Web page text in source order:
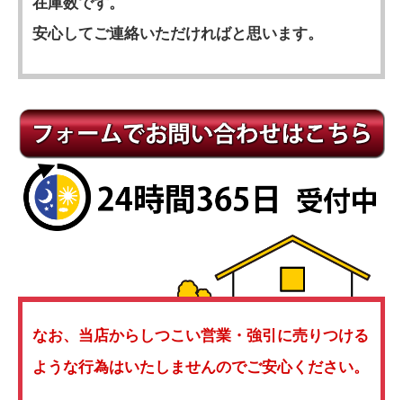
安心してご連絡いただければと思います。
なお、当店からしつこい営業・強引に売りつける
ような行為はいたしませんのでご安心ください。